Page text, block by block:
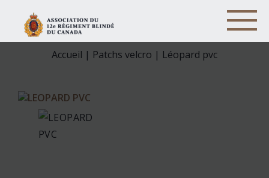
Accueil | Patchs velcro | Léopard pvc